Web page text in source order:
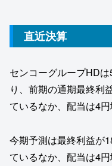
直近決算
センコーグループHD
り、前期の通期最終利
ているなか、配当は4
今期予測は最終利益が
ているなか、配当は4